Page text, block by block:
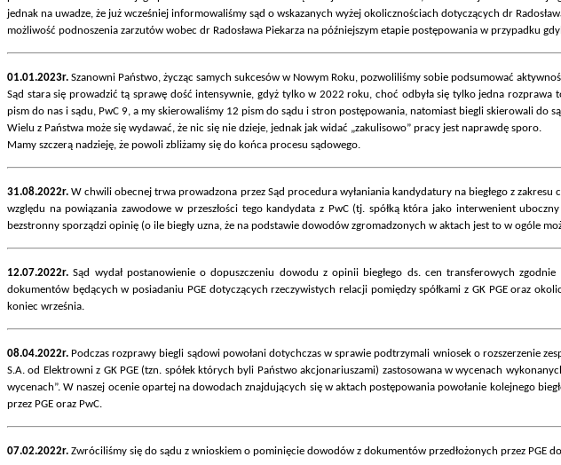
jednak na uwadze, że już wcześniej informowaliśmy sąd o wskazanych wyżej okolicznościach dotyczących dr
możliwość podnoszenia zarzutów wobec dr Radosława Piekarza na późniejszym etapie postępowania w przypadku
01.01.2023r. Szanowni Państwo, życząc samych sukcesów w Nowym Roku, pozwoliliśmy sobie podsumować
Sąd stara się prowadzić tą sprawę dość intensywnie, gdyż tylko w 2022 roku, choć odbyła się tylko jedna rozprawa
pism do nas i sądu, PwC 9, a my skierowaliśmy 12 pism do sądu i stron postępowania, natomiast biegli skierowali do
Wielu z Państwa może się wydawać, że nic się nie dzieje, jednak jak widać „zakulisowo” pracy jest naprawdę sporo.
Mamy szczerą nadzieję, że powoli zbliżamy się do końca procesu sądowego.
31.08.2022r. W chwili obecnej trwa prowadzona przez Sąd procedura wyłaniania kandydatury na biegłego z
względu na powiązania zawodowe w przeszłości tego kandydata z PwC (tj. spółką która jako interwenient
bezstronny sporządzi opinię (o ile biegły uzna, że na podstawie dowodów zgromadzonych w aktach jest to w ogóle
12.07.2022r. Sąd wydał postanowienie o dopuszczeniu dowodu z opinii biegłego ds. cen transferowych
dokumentów będących w posiadaniu PGE dotyczących rzeczywistych relacji pomiędzy spółkami z GK PGE oraz
koniec września.
08.04.2022r. Podczas rozprawy biegli sądowi powołani dotychczas w sprawie podtrzymali wniosek o rozszerzenie
S.A. od Elektrowni z GK PGE (tzn. spółek których byli Państwo akcjonariuszami) zastosowana w wycenach
wycenach”. W naszej ocenie opartej na dowodach znajdujących się w aktach postępowania powołanie kolejnego
przez PGE oraz PwC.
07.02.2022r. Zwróciliśmy się do sądu z wnioskiem o pominięcie dowodów z dokumentów przedłożonych przez PGE